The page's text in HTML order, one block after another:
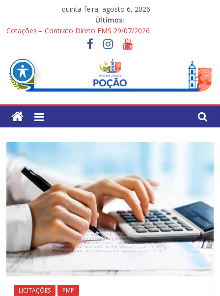
quinta-feira, agosto 6, 2026
Últimos:
Cotações – Contrato Direto FMS 29/07/2026
PONTOS TURÍSTICOS DE POÇÃO
Processo Seletivo Simplificado para Gestores Escolares da Rede
Municipal
1ª Festa dos Pais
Processo Seletivo Simplificado Secretaria de Saúde
Pref.
Mun.
de
Poção
LICITAÇÕES PMP